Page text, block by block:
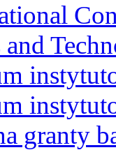
and
granty